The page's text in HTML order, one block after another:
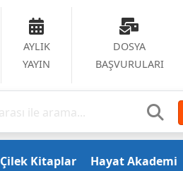
AYLIK
YAYIN
DOSYA
BAŞVURULARI
Çilek Kitaplar Hayat Akademi